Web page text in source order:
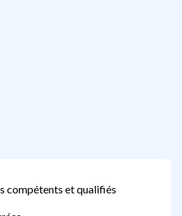
compétents et qualifiés